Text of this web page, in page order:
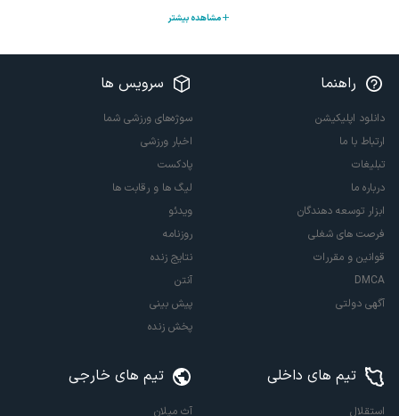
مشاهده بیشتر
راهنما
دانلود اپلیکیشن
ارتباط با ما
تبلیغات
درباره ما
ابزار توسعه دهندگان
فرصت های شغلی
قوانین و مقررات
DMCA
آگهی دولتی
سرویس ها
سوژه‌های ورزشی شما
اخبار ورزشی
پادکست
لیگ ها و رقابت ها
ویدئو
روزنامه
نتایج زنده
آنتن
پیش بینی
پخش زنده
تیم های داخلی
استقلال
تیم های خارجی
آث میلان